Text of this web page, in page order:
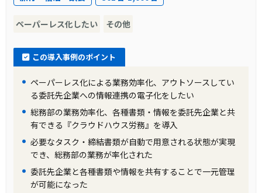
現、情報の見える化により、業務効率と従業員
満足度が向上した。
ペーパーレス化したい その他
この導入事例のポイント
ペーパーレス化による業務効率化、アウトソースしてい
る委託先企業への情報連携の電子化をしたい
総務部の業務効率化、各種書類・情報を委託先企業と共
有できる『クラウドハウス労務』を導入
必要なタスク・締結書類が自動で用意される状態が実現
でき、総務部の業務が率化された
委託先企業と各種書類や情報を共有することで一元管理
が可能になった